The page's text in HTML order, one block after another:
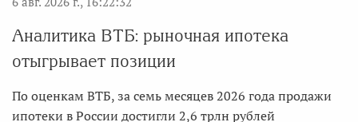
Аналитика ВТБ: рыночная ипотека
отыгрывает позиции
По оценкам ВТБ, за семь месяцев 2026 года продажи
ипотеки в России достигли 2,6 трлн рублей